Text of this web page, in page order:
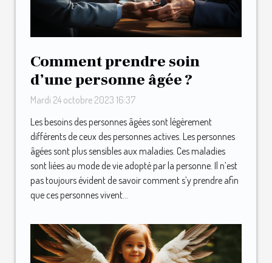
Comment prendre soin
d’une personne âgée ?
Mardi 24 octobre 2023 16:37
Les besoins des personnes âgées sont légèrement
différents de ceux des personnes actives. Les personnes
âgées sont plus sensibles aux maladies. Ces maladies
sont liées au mode de vie adopté par la personne. Il n’est
pas toujours évident de savoir comment s’y prendre afin
que ces personnes vivent...